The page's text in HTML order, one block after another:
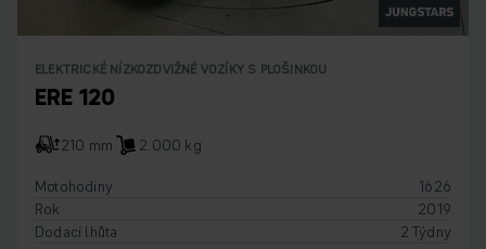
ELEKTRICKÉ NÍZKOZDVIŽNÉ VOZÍKY S PLOŠINKOU
ERE 120
210 mm
2.000 kg
Motohodiny
1626
Rok
2019
Dodací lhůta
2 Týdny